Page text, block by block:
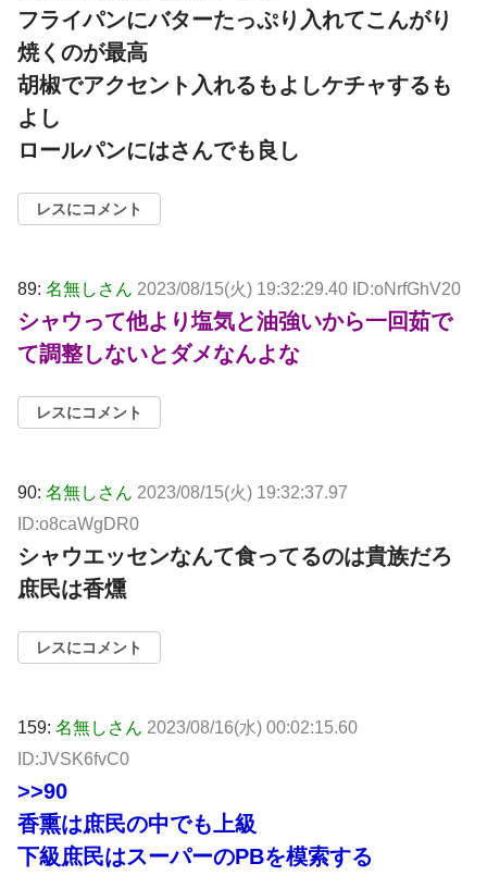
フライパンにバターたっぷり入れてこんがり
焼くのが最高
胡椒でアクセント入れるもよしケチャするも
よし
ロールパンにはさんでも良し
レスにコメント
89: 名無しさん 2023/08/15(火) 19:32:29.40 ID:oNrfGhV20
シャウって他より塩気と油強いから一回茹で
て調整しないとダメなんよな
レスにコメント
90: 名無しさん 2023/08/15(火) 19:32:37.97
ID:o8caWgDR0
シャウエッセンなんて食ってるのは貴族だろ
庶民は香燻
レスにコメント
159: 名無しさん 2023/08/16(水) 00:02:15.60
ID:JVSK6fvC0
>>90
香熏は庶民の中でも上級
下級庶民はスーパーのPBを模索する